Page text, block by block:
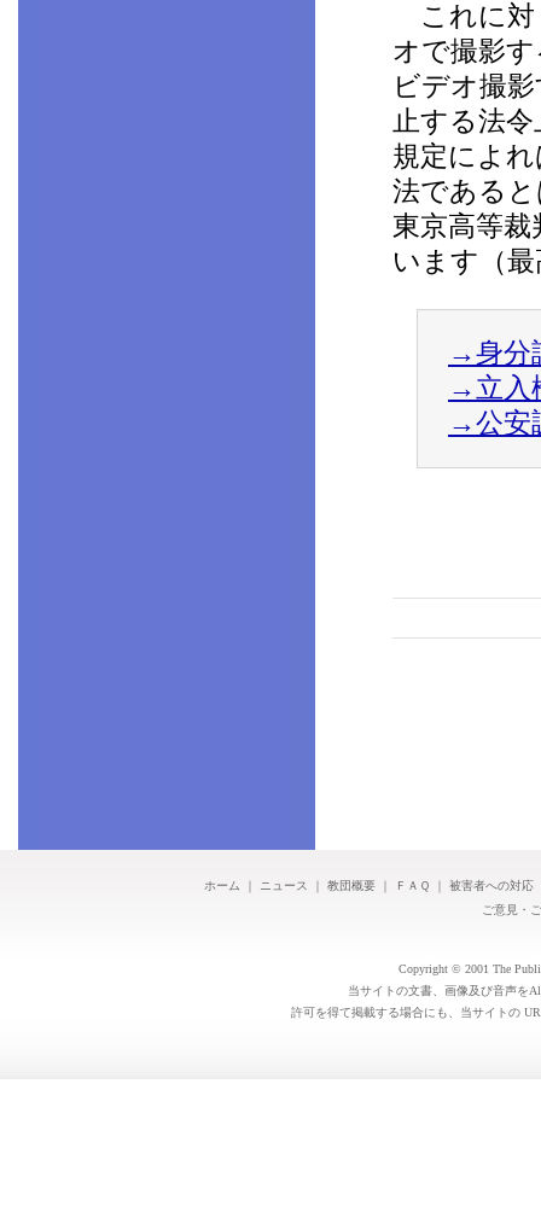
これに対
オで撮影
ビデオ撮
止する法
規定によ
法であると
東京高等
います（最
→身分
→立入
→公安
ホーム ニュース 教団概要｜ ＦＡＱ 被害者への対応
ご意見・
Copyright © 2001 The
当サイトの文書、画像及び音声を
許可を得て掲載する場合にも、当サイトの